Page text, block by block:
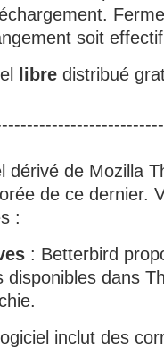
soit
libre distribué
dérivé de Mozilla
de ce dernier.
:
: Betterbird
disponibles dans
inclut des